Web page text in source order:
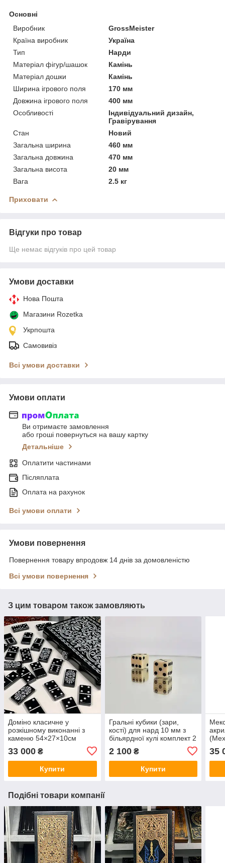
Основні
Виробник
GrossMeister
Країна виробник
Україна
Тип
Нарди
Матеріал фігур/шашок
Камінь
Матеріал дошки
Камінь
Ширина ігрового поля
170 мм
Довжина ігрового поля
400 мм
Особливості
Індивідуальний дизайн,
Гравірування
Стан
Новий
Загальна ширина
460 мм
Загальна довжина
470 мм
Загальна висота
20 мм
Вага
2.5 кг
Приховати
Відгуки про товар
Ще немає відгуків про цей товар
Умови доставки
Нова Пошта
Магазини Rozetka
Укрпошта
Самовивіз
Всі умови доставки
Умови оплати
Ви отримаєте замовлення
або гроші повернуться на вашу картку
Детальніше
Оплатити частинами
Післяплата
Оплата на рахунок
Всі умови оплати
Умови повернення
Повернення товару впродовж 14 днів за домовленістю
Всі умови повернення
З цим товаром також замовляють
Доміно класичне у
розкішному виконанні з
каменю 54×27×10см
33 000 ₴
Купити
Гральні кубики (зари,
кості) для нард 10 мм з
більярдної кулі комплект 2
2 100₴
Купити
35
Подібні товари компанії